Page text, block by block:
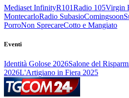
Mediaset InfinityR101Radio 105Virgin
MontecarloRadio SubasioComingsoon
PorroNon SprecareCotto e Mangiato
Eventi
Identità Golose 2026Salone del
2026L'Artigiano in Fiera 2025